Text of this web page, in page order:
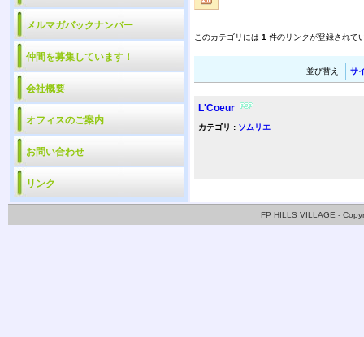
メルマガバックナンバー
仲間を募集しています！
会社概要
オフィスのご案内
お問い合わせ
リンク
このカテゴリには 1 件のリンクが登録されて
並び替え サ
L'Coeur
カテゴリ : ソムリエ
FP HILLS VILLAGE -